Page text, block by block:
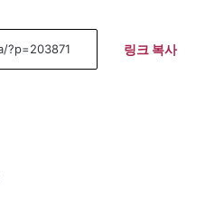
링크 복사